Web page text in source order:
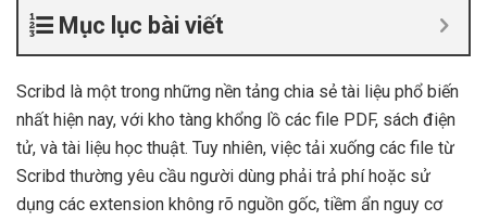
Mục lục bài viết
Scribd là một trong những nền tảng chia sẻ tài liệu phổ biến
nhất hiện nay, với kho tàng khổng lồ các file PDF, sách điện
tử, và tài liệu học thuật. Tuy nhiên, việc tải xuống các file từ
Scribd thường yêu cầu người dùng phải trả phí hoặc sử
dụng các extension không rõ nguồn gốc, tiềm ẩn nguy cơ